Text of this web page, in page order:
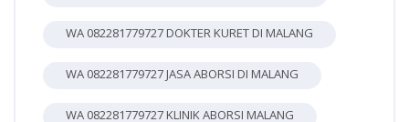
WA 082281779727 DOKTER KURET DI MALANG
WA 082281779727 JASA ABORSI DI MALANG
WA 082281779727 KLINIK ABORSI MALANG